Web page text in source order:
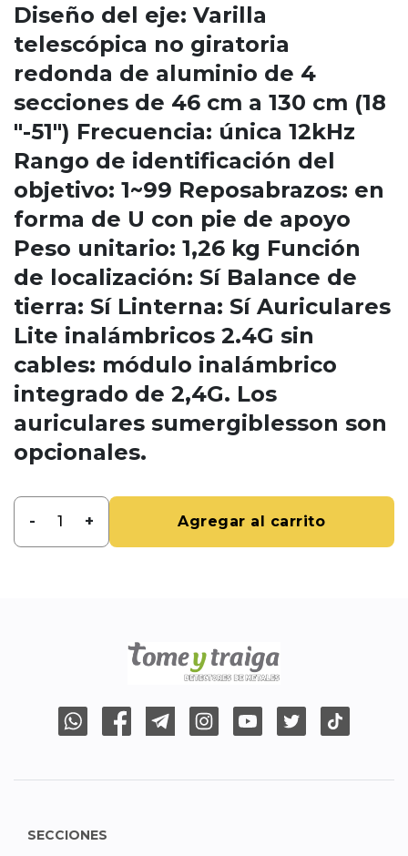
Diseño del eje: Varilla
telescópica no giratoria
redonda de aluminio de 4
secciones de 46 cm a 130 cm (18
"-51") Frecuencia: única 12kHz
Rango de identificación del
objetivo: 1~99 Reposabrazos: en
forma de U con pie de apoyo
Peso unitario: 1,26 kg Función
de localización: Sí Balance de
tierra: Sí Linterna: Sí Auriculares
Lite inalámbricos 2.4G sin
cables: módulo inalámbrico
integrado de 2,4G. Los
auriculares sumergiblesson son
opcionales.
- + Agregar al carrito
SECCIONES